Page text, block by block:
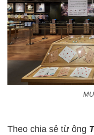
Theo chia sẻ từ ông